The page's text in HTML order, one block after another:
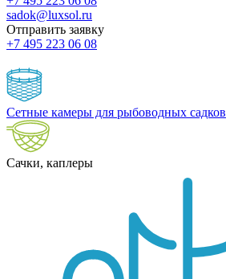
sadok@luxsol.ru
Отправить заявку
+7 495 223 06 08
Сетные камеры для рыбоводных садков
Сачки, каплеры